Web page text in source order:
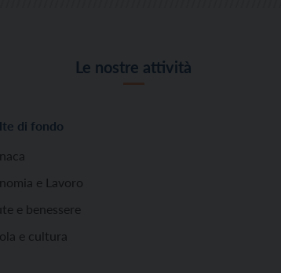
Le nostre attività
di fondo
e Lavoro
e benessere
e cultura